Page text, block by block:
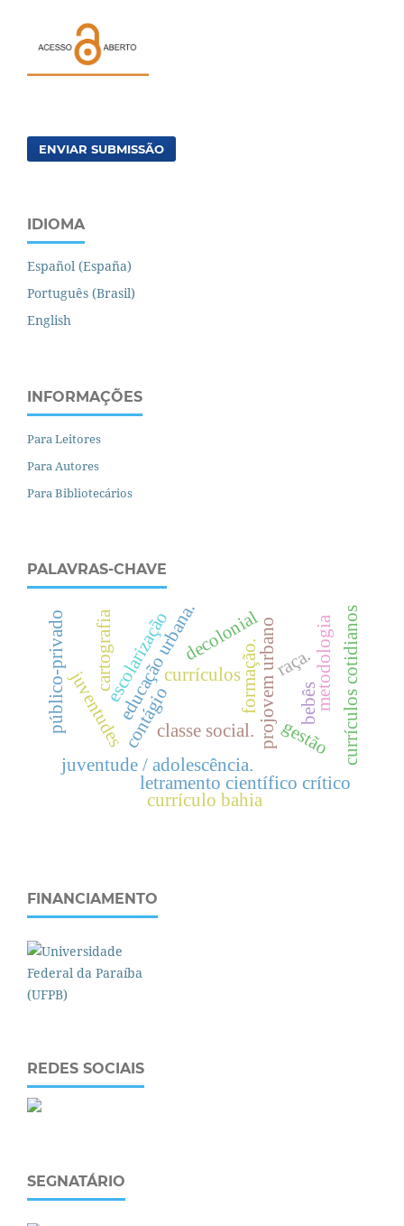
ENVIAR SUBMISSÃO
IDIOMA
Español (España)
Português (Brasil)
English
INFORMAÇÕES
Para Leitores
Para Autores
Para Bibliotecários
PALAVRAS-CHAVE
currículos projovem urbano
juventude / adolescência.
e
d
u
c
a
ç
ã
o
u
r
b
a
n
a
.
classe social.
raça.
gestão
juventudes
escolarização
letramento científico crítico
público-privado currículos cotidianos
formação.
decolonial
bebês
contágio
cartografia
currículo bahia
metodologia
FINANCIAMENTO
REDES SOCIAIS
SEGNATÁRIO